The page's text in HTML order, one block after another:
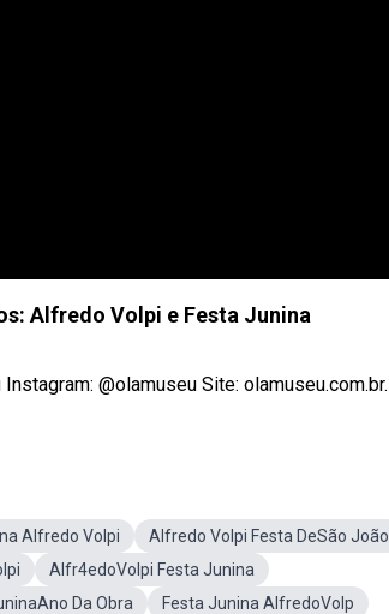
Alfredo Volpi e Festa Junina
@olamuseu Site: olamuseu.com.br.
Alfredo Volpi
Alfredo Volpi Festa DeSão João
Alfr4edoVolpi Festa Junina
Da Obra
Festa Junina AlfredoVolp